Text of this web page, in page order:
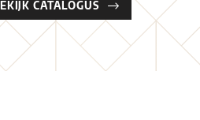
CATALOGUS